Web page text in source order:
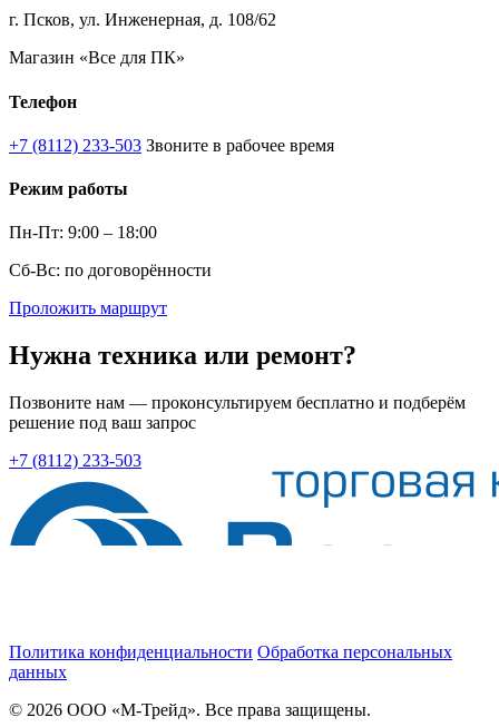
г. Псков, ул. Инженерная, д. 108/62
Магазин «Все для ПК»
Телефон
+7 (8112) 233-503 Звоните в рабочее время
Режим работы
Пн-Пт: 9:00 – 18:00
Сб-Вс: по договорённости
Проложить маршрут
Нужна техника или ремонт?
Позвоните нам — проконсультируем бесплатно и подберём
решение под ваш запрос
+7 (8112) 233-503
Политика конфиденциальности Обработка персональных
данных
© 2026 ООО «М-Трейд». Все права защищены.